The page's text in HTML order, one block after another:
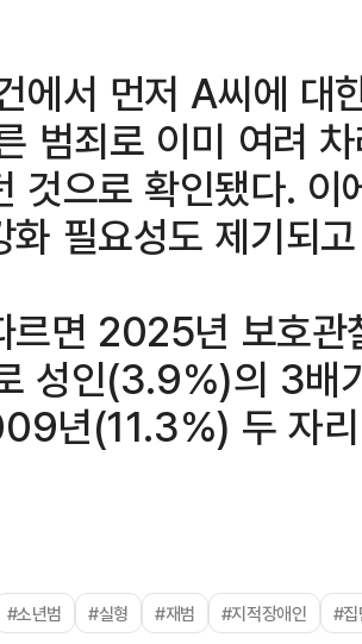
에서 먼저 A씨에 대
범죄로 이미 여려
것으로 확인됐다.
화 필요성도 제기되
르면 2025년 보호관
성인(3.9%)의 3배
년(11.3%) 두 자
#소년범 #실형 #재범 #지적장애인 #집